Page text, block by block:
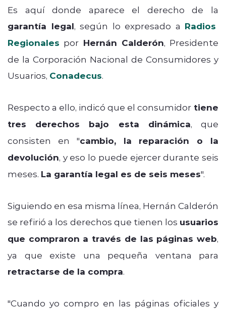
Es aquí donde aparece el derecho de la
garantía legal, según lo expresado a Radios
Regionales por Hernán Calderón, Presidente
de la Corporación Nacional de Consumidores y
Usuarios, Conadecus.
Respecto a ello, indicó que el consumidor tiene
tres derechos bajo esta dinámica, que
consisten en "cambio, la reparación o la
devolución, y eso lo puede ejercer durante seis
meses. La garantía legal es de seis meses".
Siguiendo en esa misma línea, Hernán Calderón
se refirió a los derechos que tienen los usuarios
que compraron a través de las páginas web,
ya que existe una pequeña ventana para
retractarse de la compra.
"Cuando yo compro en las páginas oficiales y